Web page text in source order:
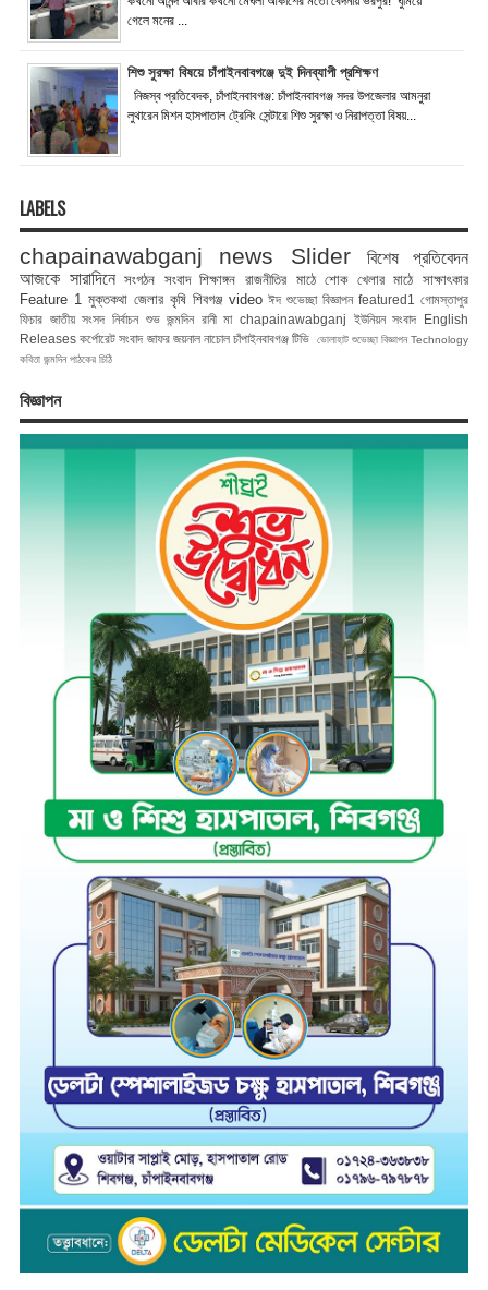
গেলে মনের ...
শিশু সুরক্ষা বিষয়ে চাঁপাইনবাবগঞ্জে দুই দিনব্যাপী প্রশিক্ষণ
নিজস্ব প্রতিবেদক, চাঁপাইনবাবগঞ্জ: চাঁপাইনবাবগঞ্জ সদর উপজেলার আমনুরা
লুথারেন মিশন হাসপাতাল ট্রেনিং সেন্টারে শিশু সুরক্ষা ও নিরাপত্তা বিষয়...
LABELS
chapainawabganj news Slider
বিশেষ প্রতিবেদন
আজকে সারাদিনে সংগঠন সংবাদ শিক্ষাঙ্গন রাজনীতির মাঠে শোক খেলার মাঠে
সাক্ষাৎকার
Feature 1 মুক্তকথা জেলার কৃষি শিবগঞ্জ video ঈদ শুভেচ্ছা বিজ্ঞাপন featured1
গোমস্তাপুর
ফিচার জাতীয় সংসদ নির্বাচন শুভ জন্মদিন রানী মা chapainawabganj ইউনিয়ন সংবাদ
English
Releases কর্পোরেট সংবাদ জাফর জয়নাল নাচোল চাঁপাইনবাবগঞ্জ টিভি ভোলাহাট শুভেচ্ছা বিজ্ঞাপন Technology
কবিতা জন্মদিন পাঠকের চিঠি
বিজ্ঞাপন